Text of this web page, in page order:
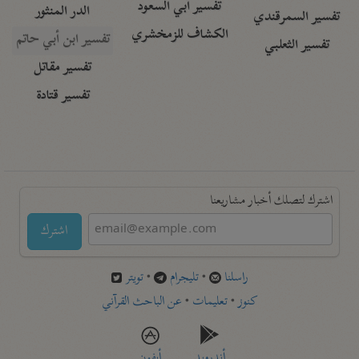
تفسير السمرقندي
تفسير الثعلبي
تفسير أبي السعود
الكشاف للزمخشري
الدر المنثور
تفسير ابن أبي حاتم
تفسير مقاتل
تفسير قتادة
اشترك لتصلك أخبار مشاريعنا
اشترك
راسلنا •تليجرام •تويتر
كنوز•تعليمات •عن الباحث القرآني